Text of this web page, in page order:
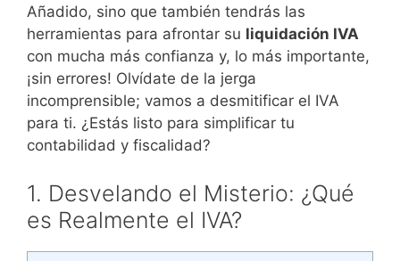
Añadido, sino que también tendrás las
herramientas para afrontar su liquidación IVA
con mucha más confianza y, lo más importante,
¡sin errores! Olvídate de la jerga
incomprensible; vamos a desmitificar el IVA
para ti. ¿Estás listo para simplificar tu
contabilidad y fiscalidad?
1. Desvelando el Misterio: ¿Qué
es Realmente el IVA?